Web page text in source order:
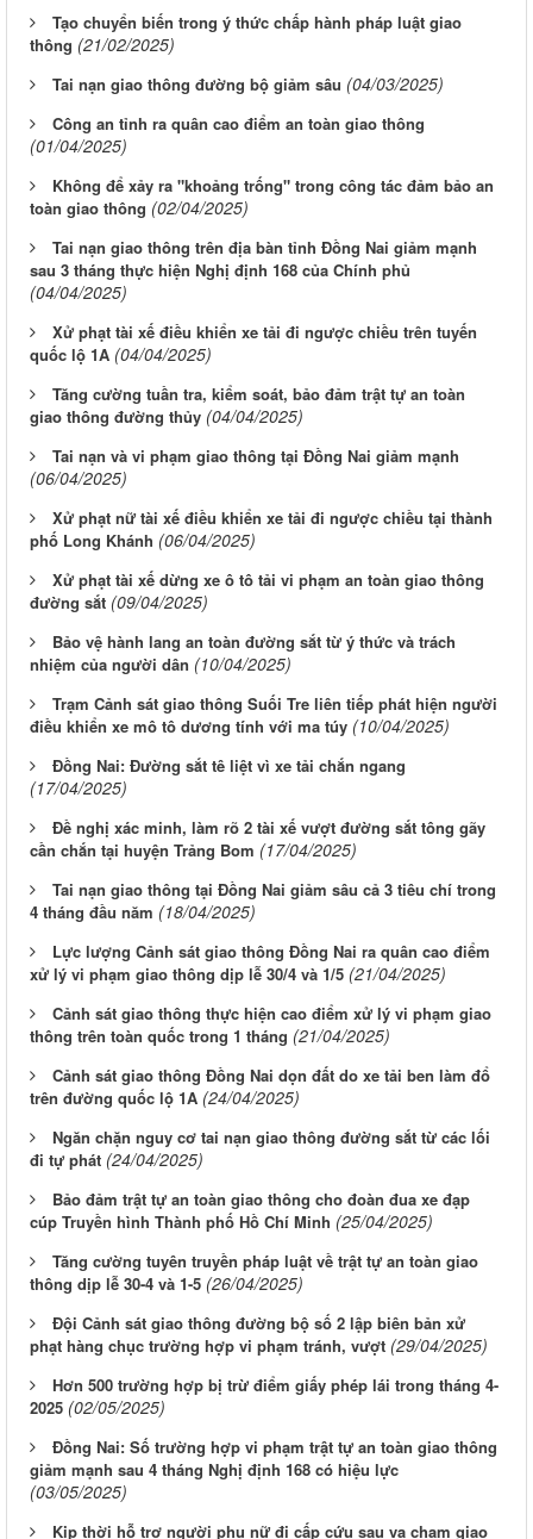
Tạo chuyển biến trong ý thức chấp hành pháp luật giao
thông (21/02/2025)
Tai nạn giao thông đường bộ giảm sâu (04/03/2025)
Công an tỉnh ra quân cao điểm an toàn giao thông
(01/04/2025)
Không để xảy ra "khoảng trống" trong công tác đảm bảo an
toàn giao thông (02/04/2025)
Tai nạn giao thông trên địa bàn tỉnh Đồng Nai giảm mạnh
sau 3 tháng thực hiện Nghị định 168 của Chính phủ
(04/04/2025)
Xử phạt tài xế điều khiển xe tải đi ngược chiều trên tuyến
quốc lộ 1A (04/04/2025)
Tăng cường tuần tra, kiểm soát, bảo đảm trật tự an toàn
giao thông đường thủy (04/04/2025)
Tai nạn và vi phạm giao thông tại Đồng Nai giảm mạnh
(06/04/2025)
Xử phạt nữ tài xế điều khiển xe tải đi ngược chiều tại thành
phố Long Khánh (06/04/2025)
Xử phạt tài xế dừng xe ô tô tải vi phạm an toàn giao thông
đường sắt (09/04/2025)
Bảo vệ hành lang an toàn đường sắt từ ý thức và trách
nhiệm của người dân (10/04/2025)
Trạm Cảnh sát giao thông Suối Tre liên tiếp phát hiện người
điều khiển xe mô tô dương tính với ma túy (10/04/2025)
Đồng Nai: Đường sắt tê liệt vì xe tải chắn ngang
(17/04/2025)
Đề nghị xác minh, làm rõ 2 tài xế vượt đường sắt tông gãy
cần chắn tại huyện Trảng Bom (17/04/2025)
Tai nạn giao thông tại Đồng Nai giảm sâu cả 3 tiêu chí trong
4 tháng đầu năm (18/04/2025)
Lực lượng Cảnh sát giao thông Đồng Nai ra quân cao điểm
xử lý vi phạm giao thông dịp lễ 30/4 và 1/5 (21/04/2025)
Cảnh sát giao thông thực hiện cao điểm xử lý vi phạm giao
thông trên toàn quốc trong 1 tháng (21/04/2025)
Cảnh sát giao thông Đồng Nai dọn đất do xe tải ben làm đổ
trên đường quốc lộ 1A (24/04/2025)
Ngăn chặn nguy cơ tai nạn giao thông đường sắt từ các lối
đi tự phát (24/04/2025)
Bảo đảm trật tự an toàn giao thông cho đoàn đua xe đạp
cúp Truyền hình Thành phố Hồ Chí Minh (25/04/2025)
Tăng cường tuyên truyền pháp luật về trật tự an toàn giao
thông dịp lễ 30-4 và 1-5 (26/04/2025)
Đội Cảnh sát giao thông đường bộ số 2 lập biên bản xử
phạt hàng chục trường hợp vi phạm tránh, vượt (29/04/2025)
Hơn 500 trường hợp bị trừ điểm giấy phép lái trong tháng 4-
2025 (02/05/2025)
Đồng Nai: Số trường hợp vi phạm trật tự an toàn giao thông
giảm mạnh sau 4 tháng Nghị định 168 có hiệu lực
(03/05/2025)
Kịp thời hỗ trợ người phụ nữ đi cấp cứu sau va chạm giao